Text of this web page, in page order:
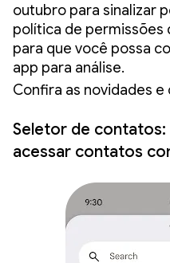
outubro para sinalizar
política de permissões
para que você possa
app para análise.
Confira as novidades
Seletor de contatos:
acessar contatos